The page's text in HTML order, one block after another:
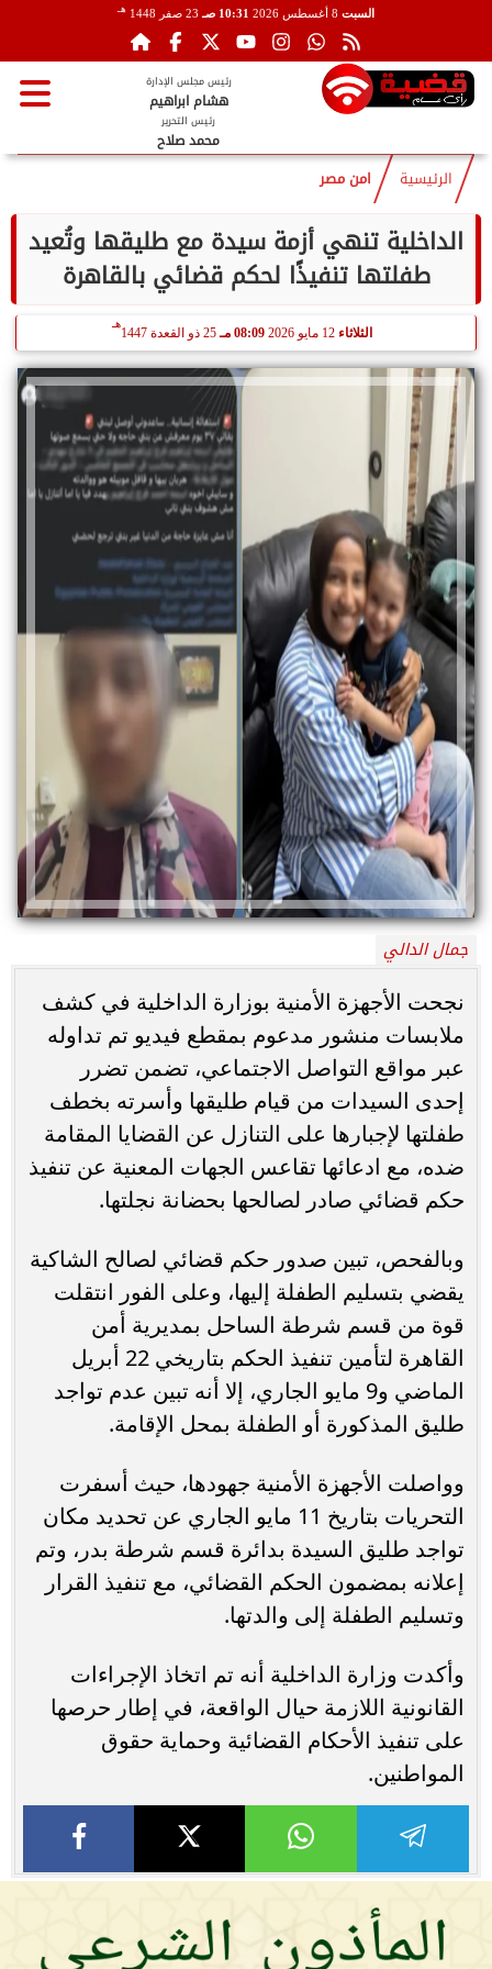
السبت 10:31 صـ 23 صفر 1448 هـ
رئيس مجلس الإدارة
هشام ابراهيم
رئيس التحرير
محمد صلاح
الرئيسية امن مصر
الداخلية تنهي أزمة سيدة مع طليقها وتُعيد
طفلتها تنفيذًا لحكم قضائي بالقاهرة
الثلاثاء 12 مايو 2026 08:09 مـ 25 ذو القعدة 1447
هـ
جمال الدالي
نجحت الأجهزة الأمنية بوزارة الداخلية في كشف
ملابسات منشور مدعوم بمقطع فيديو تم تداوله
عبر مواقع التواصل الاجتماعي، تضمن تضرر
إحدى السيدات من قيام طليقها وأسرته بخطف
طفلتها لإجبارها على التنازل عن القضايا المقامة
ضده، مع ادعائها تقاعس الجهات المعنية عن تنفيذ
حكم قضائي صادر لصالحها بحضانة نجلتها.
وبالفحص، تبين صدور حكم قضائي لصالح الشاكية
يقضي بتسليم الطفلة إليها، وعلى الفور انتقلت
قوة من قسم شرطة الساحل بمديرية أمن
القاهرة لتأمين تنفيذ الحكم بتاريخي 22 أبريل
الماضي و9 مايو الجاري، إلا أنه تبين عدم تواجد
طليق المذكورة أو الطفلة بمحل الإقامة.
وواصلت الأجهزة الأمنية جهودها، حيث أسفرت
التحريات بتاريخ 11 مايو الجاري عن تحديد مكان
تواجد طليق السيدة بدائرة قسم شرطة بدر، وتم
إعلانه بمضمون الحكم القضائي، مع تنفيذ القرار
وتسليم الطفلة إلى والدتها.
وأكدت وزارة الداخلية أنه تم اتخاذ الإجراءات
القانونية اللازمة حيال الواقعة، في إطار حرصها
على تنفيذ الأحكام القضائية وحماية حقوق
المواطنين.